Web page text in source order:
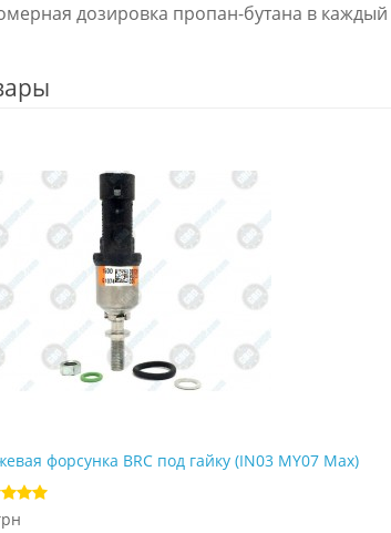
дозировка пропан-бутана в
форсунка BRC под гайку (IN03 MY07 Max)